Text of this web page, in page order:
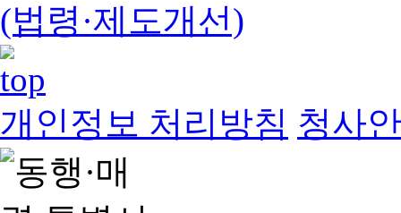
(법령·제도개선)
개인정보 처리방침 청사